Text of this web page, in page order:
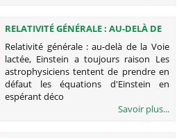
RELATIVITÉ GÉNÉRALE : AU-DELÀ DE
LA VOIE LACTÉE, EINSTEIN A
TOUJOURS RAISON
Relativité générale : au-delà de la Voie
lactée, Einstein a toujours raison Les
astrophysiciens tentent de prendre en
défaut les équations d'Einstein en
espérant déco
Savoir plus...